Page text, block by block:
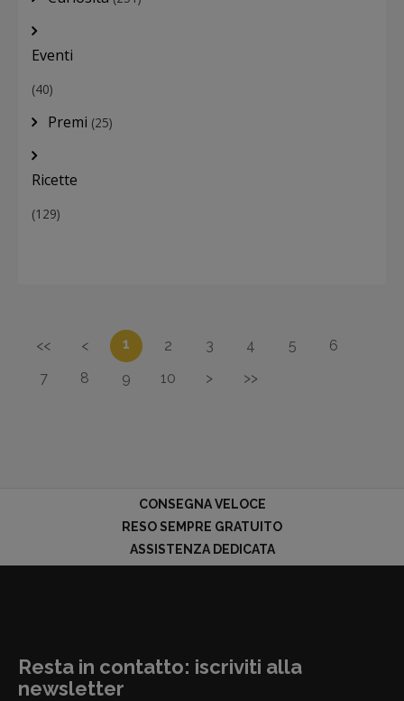
Eventi
(40)
Premi (25)
Ricette
(129)
<< < 1 2 3 4 5
6
7
8 9 10 > >>
CONSEGNA VELOCE
RESO SEMPRE GRATUITO
ASSISTENZA DEDICATA
Resta in contatto: iscriviti alla
newsletter